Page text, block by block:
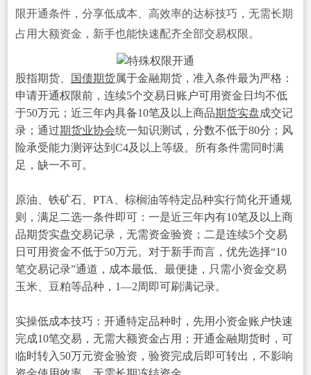
限开通条件，分享低成本、高效率的达标技巧，无需长期
占用大额资金，新手也能快速配齐全部交易权限。
股指期货、 国债期货属于金融期货，准入条件最为严格：
申请开通权限前，连续5个交易日账户可用资金日均不低
于50万元；近三年内具备10笔及以上商品期货实盘成交记
录；通过期货业协会统一知识测试，分数不低于80分；风
险承受能力测评达到C4及以上等级。所有条件需同时满
足，缺一不可。
原油、铁矿石、PTA、棕榈油等特定品种实行简化开通规
则，满足二选一条件即可：一是近三年内有10笔及以上商
品期货实盘交易记录，无需资金验资；二是连续5个交易
日可用资金不低于50万元。对于新手而言，优先选择“10
笔交易记录”通道，成本最低、最便捷，只需小资金交易
玉米、豆粕等品种，1—2周即可刷满记录。
实操低成本技巧：开通特定品种时，先用小资金账户快速
完成10笔交易，无需大额资金占用；开通金融期货时，可
临时转入50万元资金验资，验资完成后即可转出，不影响